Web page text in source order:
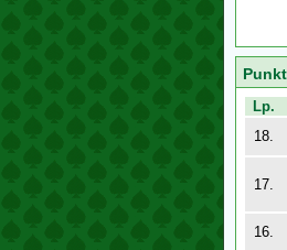
Lp.
18.
17.
16.